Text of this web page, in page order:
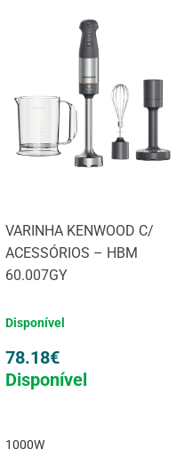
VARINHA KENWOOD C/
ACESSÓRIOS – HBM
60.007GY
Disponível
78.18€
Disponível
1000W